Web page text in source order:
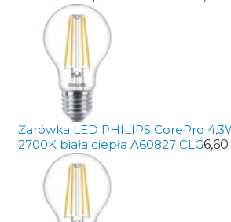
Żarówka LED PHILIPS CorePro
2700K biała ciepła A60827 CLG6,60